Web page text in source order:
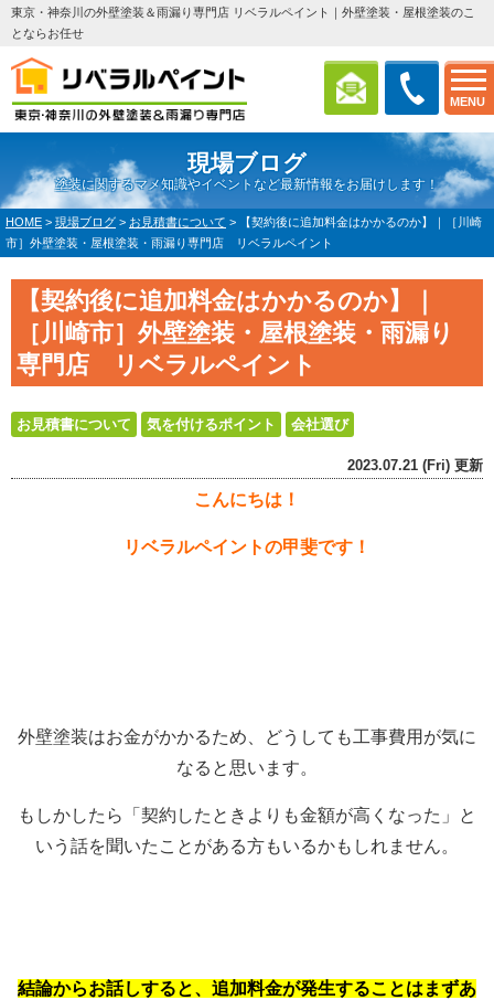
MENU
東京・神奈川の外壁塗装＆雨漏り専門店 リベラルペイント｜外壁塗装・屋根塗装のこ
とならお任せ
現場ブログ
塗装に関するマメ知識やイベントなど最新情報をお届けします！
HOME > 現場ブログ > お見積書について >
【契約後に追加料金はかかるのか】｜［川崎
市］外壁塗装・屋根塗装・雨漏り専門店 リベラルペイント
【契約後に追加料金はかかるのか】｜
［川崎市］外壁塗装・屋根塗装・雨漏り
専門店 リベラルペイント
お見積書について 気を付けるポイント 会社選び
2023.07.21 (Fri) 更新
こんにちは！
リベラルペイントの甲斐です！
外壁塗装はお金がかかるため、どうしても工事費用が気に
なると思います。
もしかしたら「契約したときよりも金額が高くなった」と
いう話を聞いたことがある方もいるかもしれません。
結論からお話しすると、追加料金が発生することはまずあ